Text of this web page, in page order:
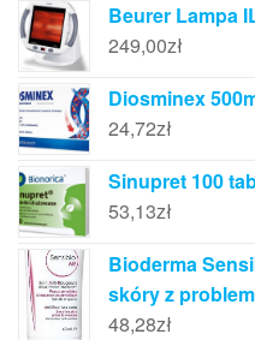
Beurer Lampa
249,00zł
Diosminex
24,72zł
Sinupret 100
53,13zł
Bioderma
skóry z
48,28zł